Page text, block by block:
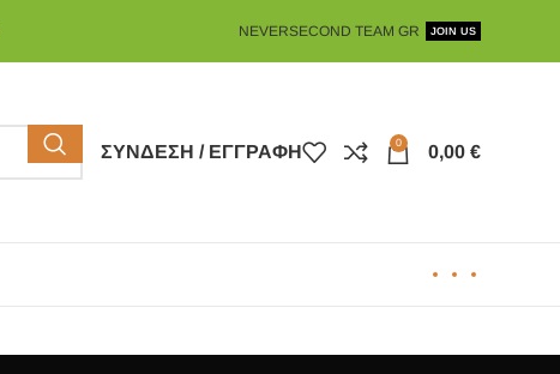
NEVERSECOND TEAM GR JOIN US
ΣΎΝΔΕΣΗ / ΕΓΓΡΑΦΉ 0 0,00 €